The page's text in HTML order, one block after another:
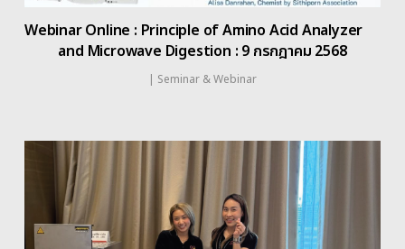
Webinar Online : Principle of Amino Acid Analyzer
and Microwave Digestion : 9 กรกฎาคม 2568
| Seminar & Webinar